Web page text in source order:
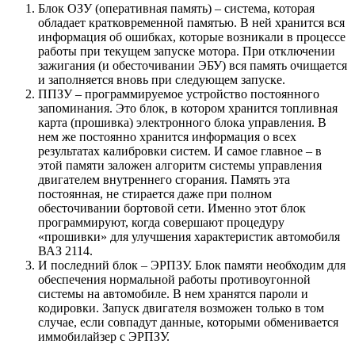
Блок ОЗУ (оперативная память) – система, которая
обладает кратковременной памятью. В ней хранится вся
информация об ошибках, которые возникали в процессе
работы при текущем запуске мотора. При отключении
зажигания (и обесточивании ЭБУ) вся память очищается
и заполняется вновь при следующем запуске.
ППЗУ – программируемое устройство постоянного
запоминания. Это блок, в котором хранится топливная
карта (прошивка) электронного блока управления. В
нем же постоянно хранится информация о всех
результатах калибровки систем. И самое главное – в
этой памяти заложен алгоритм системы управления
двигателем внутреннего сгорания. Память эта
постоянная, не стирается даже при полном
обесточивании бортовой сети. Именно этот блок
программируют, когда совершают процедуру
«прошивки» для улучшения характеристик автомобиля
ВАЗ 2114.
И последний блок – ЭРПЗУ. Блок памяти необходим для
обеспечения нормальной работы противоугонной
системы на автомобиле. В нем хранятся пароли и
кодировки. Запуск двигателя возможен только в том
случае, если совпадут данные, которыми обменивается
иммобилайзер с ЭРПЗУ.